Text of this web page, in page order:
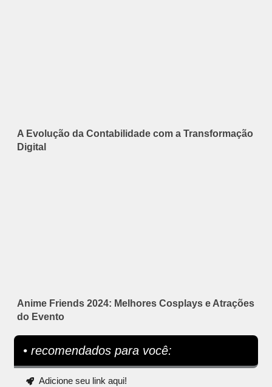
A Evolução da Contabilidade com a Transformação
Digital
Anime Friends 2024: Melhores Cosplays e Atrações
do Evento
• recomendados para você:
Adicione seu link aqui!